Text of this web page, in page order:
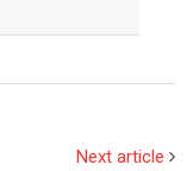
Next article